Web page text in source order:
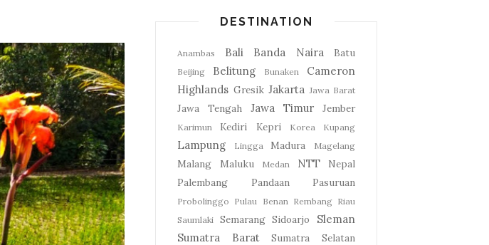
DESTINATION
Anambas Bali Banda Naira Batu
Beijing Belitung Bunaken
Cameron
Highlands Gresik Jakarta Jawa Barat
Jawa Tengah Jawa Timur Jember
Karimun Kediri Kepri Korea Kupang
Lampung Lingga Madura Magelang
Malang Maluku Medan NTT
Nepal
Palembang
Pandaan Pasuruan
Probolinggo Pulau Benan Rembang Riau
Saumlaki Semarang Sidoarjo
Sleman
Sumatra Barat
Sumatra Selatan